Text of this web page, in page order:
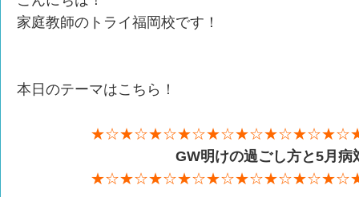
家庭教師のトライ福岡校です！
本日のテーマはこちら！
GW明けの過ごし方と5月病